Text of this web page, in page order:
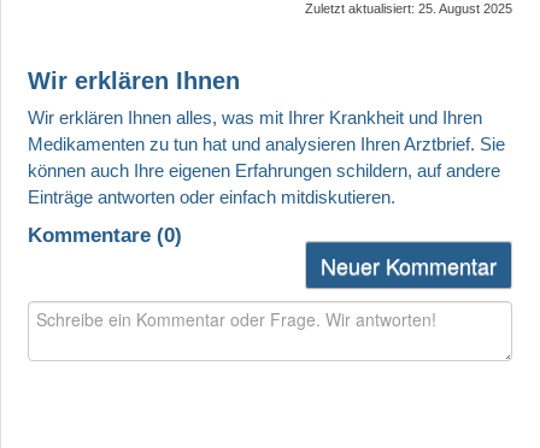
Zuletzt aktualisiert: 25. August 2025
Wir erklären Ihnen
Kommentare (0)
Neuer Kommentar